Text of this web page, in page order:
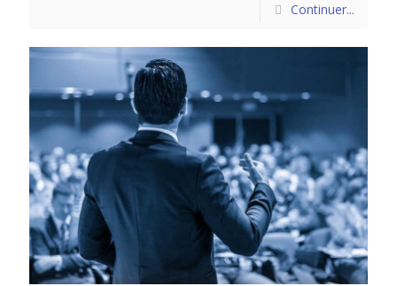
Continuer...